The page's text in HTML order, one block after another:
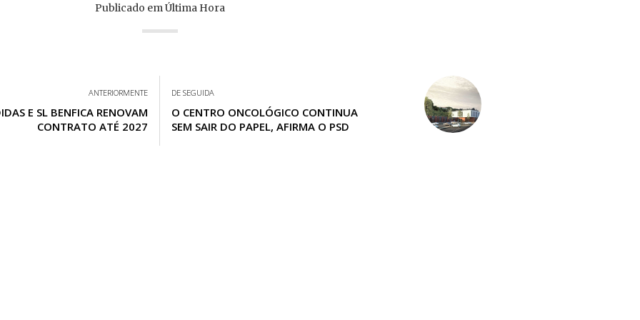
Publicado emÚltima Hora
ANTERIORMENTE
E SL BENFICA RENOVAM
CONTRATO ATÉ 2027
DE SEGUIDA
O CENTRO ONCOLÓGICO CONTINUA
SEM SAIR DO PAPEL, AFIRMA O PSD